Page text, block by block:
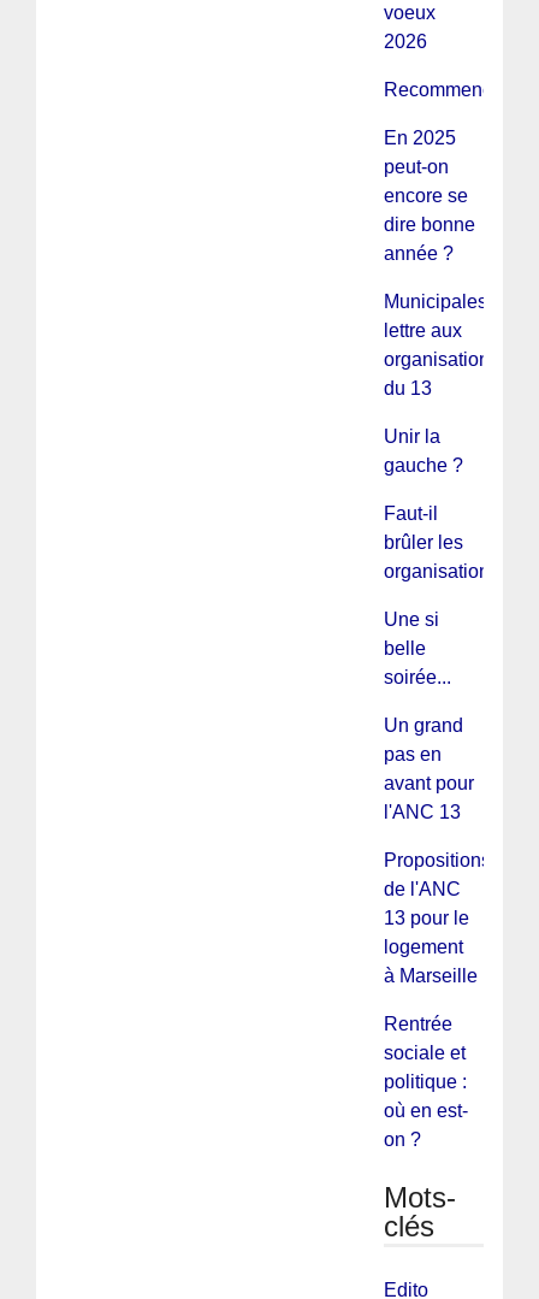
voeux
2026
Recommençons...
En 2025
peut-on
encore se
dire bonne
année ?
Municipales :
lettre aux
organisations
du 13
Unir la
gauche ?
Faut-il
brûler les
organisations ?
Une si
belle
soirée...
Un grand
pas en
avant pour
l'ANC 13
Propositions
de l'ANC
13 pour le
logement
à Marseille
Rentrée
sociale et
politique :
où en est-
on ?
Mots-
clés
Edito